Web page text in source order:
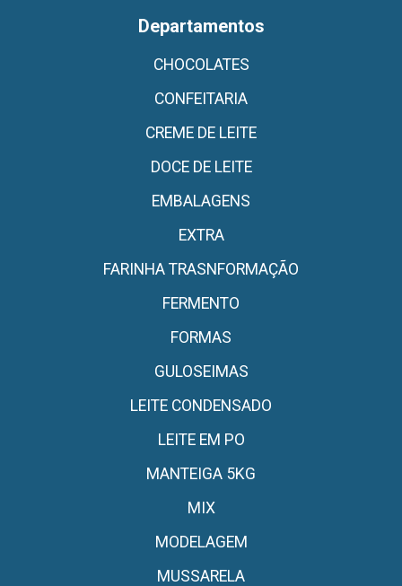
Departamentos
CHOCOLATES
CONFEITARIA
CREME DE LEITE
DOCE DE LEITE
EMBALAGENS
EXTRA
FARINHA TRASNFORMAÇÃO
FERMENTO
FORMAS
GULOSEIMAS
LEITE CONDENSADO
LEITE EM PO
MANTEIGA 5KG
MIX
MODELAGEM
MUSSARELA